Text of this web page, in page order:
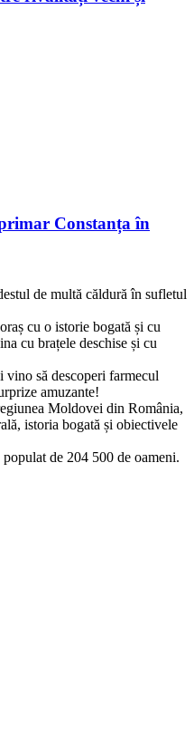
Constanța în
de multă căldură în sufletul
cu o istorie bogată și cu
cu brațele deschise și cu
vino să descoperi farmecul
amuzante!
Moldovei din România,